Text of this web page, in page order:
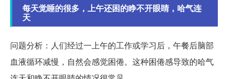
每天觉睡的很多，上午还困的睁不开眼睛，哈气连
天
问题分析：人们经过一上午的工作或学习后，午餐后脑部
血液循环减慢，自然会感觉困倦。这种困倦感导致的哈气